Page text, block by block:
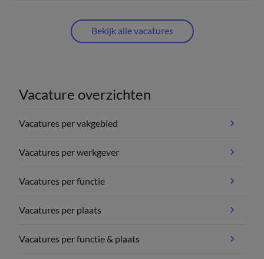
Bekijk alle vacatures
Vacature overzichten
Vacatures per vakgebied
Vacatures per werkgever
Vacatures per functie
Vacatures per plaats
Vacatures per functie & plaats